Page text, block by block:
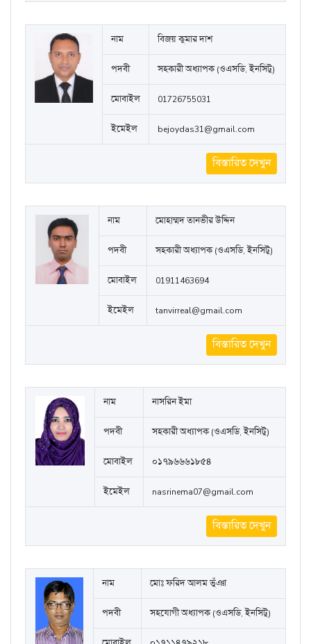
নাম বিজয় কুমার দাশ
পদবী সহকারী অধ্যাপক (ওএসডি, ইনসিটু)
মোবাইল 01726755031
ইমেইল bejoydas31@gmail.com
বিস্তারিত দেখুন
নাম মোহাম্মদ তানভীর উদ্দিন
পদবী সহকারী অধ্যাপক (ওএসডি, ইনসিটু)
মোবাইল 01911463694
ইমেইল tanvirreal@gmail.com
বিস্তারিত দেখুন
নাম নাসরিন ইমা
পদবী সহকারী অধ্যাপক (ওএসডি, ইনসিটু)
মোবাইল ০১৭৯৬৬৬১৮৫৪
ইমেইল nasrinema07@gmail.com
বিস্তারিত দেখুন
নাম মোঃ ফরিদ আলম ভুঁঞা
পদবী সহযোগী অধ্যাপক (ওএসডি, ইনসিটু)